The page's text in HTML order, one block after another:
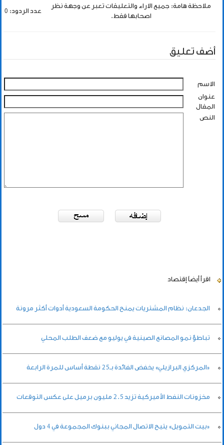
ملاحظة هامة: جميع الاراء والتعليقات تعبر عن وجهة نظر
اصحابها فقط.
عدد الردود: 0
أضف تعليق
الاسم
عنوان
المقال
النص
اقرأ أيضاً إقتصاد
الجدعان: نظام المشتريات يمنح الحكومة السعودية أدوات أكثر مرونة
تباطؤ نمو المصانع الصينية في يوليو مع ضعف الطلب المحلي
«المركزي البرازيلي» يخفض الفائدة بـ25 نقطة أساس للمرة الرابعة
مخزونات النفط الأميركية تزيد 2.5 مليون برميل على عكس التوقعات
«بيت التمويل» يتيح الاتصال المجاني ببنوك المجموعة في 4 دول